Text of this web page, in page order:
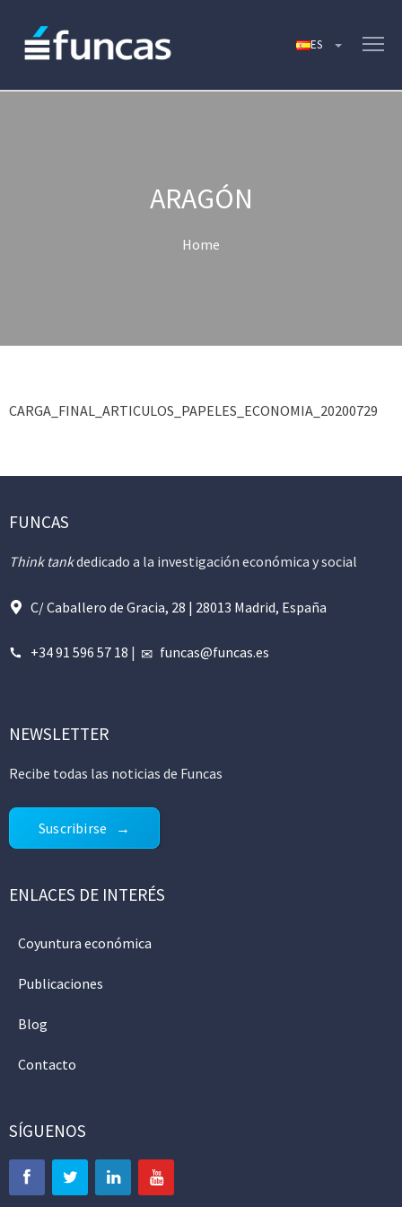
ARAGÓN
Home
CARGA_FINAL_ARTICULOS_PAPELES_ECONOMIA_20200729
FUNCAS
Think tankdedicado a la investigación económica y social
C/ Caballero de Gracia, 28 | 28013 Madrid, España
+34 91 596 57 18 | funcas@funcas.es
NEWSLETTER
Recibe todas las noticias de Funcas
Suscribirse
ENLACES DE INTERÉS
Coyuntura económica
Publicaciones
Blog
Contacto
SÍGUENOS